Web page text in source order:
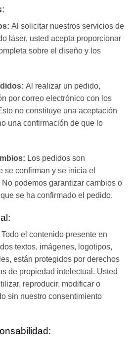
Al solicitar nuestros servicios de
láser, usted acepta proporcionar
sobre el diseño y los
Al realizar un pedido,
por correo electrónico con los
no constituye una aceptación
una confirmación de que lo
Los pedidos son
se confirman y se inicia el
podemos garantizar cambios o
se ha confirmado el pedido.
Todo el contenido presente en
textos, imágenes, logotipos,
están protegidos por derechos
de propiedad intelectual. Usted
reproducir, modificar o
sin nuestro consentimiento